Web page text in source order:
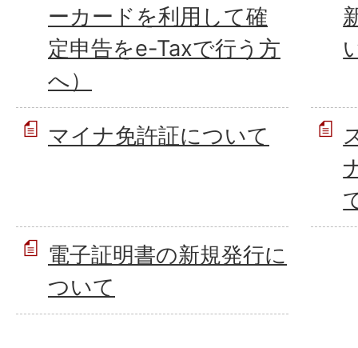
ーカードを利用して確
定申告をe-Taxで行う方
へ）
マイナ免許証について
電子証明書の新規発行に
ついて